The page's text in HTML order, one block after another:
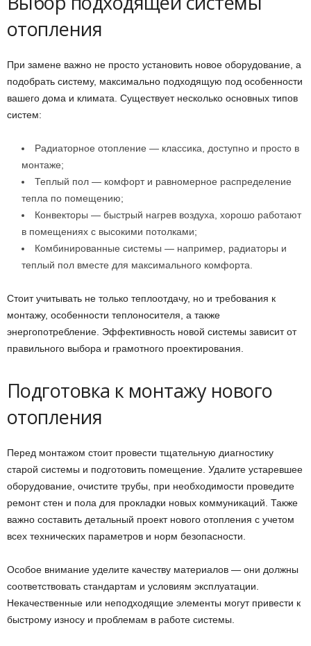
отопления
При замене важно не просто установить новое оборудование, а
подобрать систему, максимально подходящую под особенности
вашего дома и климата. Существует несколько основных типов
систем:
Радиаторное отопление — классика, доступно и просто в
монтаже;
Теплый пол — комфорт и равномерное распределение
тепла по помещению;
Конвекторы — быстрый нагрев воздуха, хорошо работают
в помещениях с высокими потолками;
Комбинированные системы — например, радиаторы и
теплый пол вместе для максимального комфорта.
Стоит учитывать не только теплоотдачу, но и требования к
монтажу, особенности теплоносителя, а также
энергопотребление. Эффективность новой системы зависит от
правильного выбора и грамотного проектирования.
Подготовка к монтажу нового
отопления
Перед монтажом стоит провести тщательную диагностику
старой системы и подготовить помещение. Удалите устаревшее
оборудование, очистите трубы, при необходимости проведите
ремонт стен и пола для прокладки новых коммуникаций. Также
важно составить детальный проект нового отопления с учетом
всех технических параметров и норм безопасности.
Особое внимание уделите качеству материалов — они должны
соответствовать стандартам и условиям эксплуатации.
Некачественные или неподходящие элементы могут привести к
быстрому износу и проблемам в работе системы.